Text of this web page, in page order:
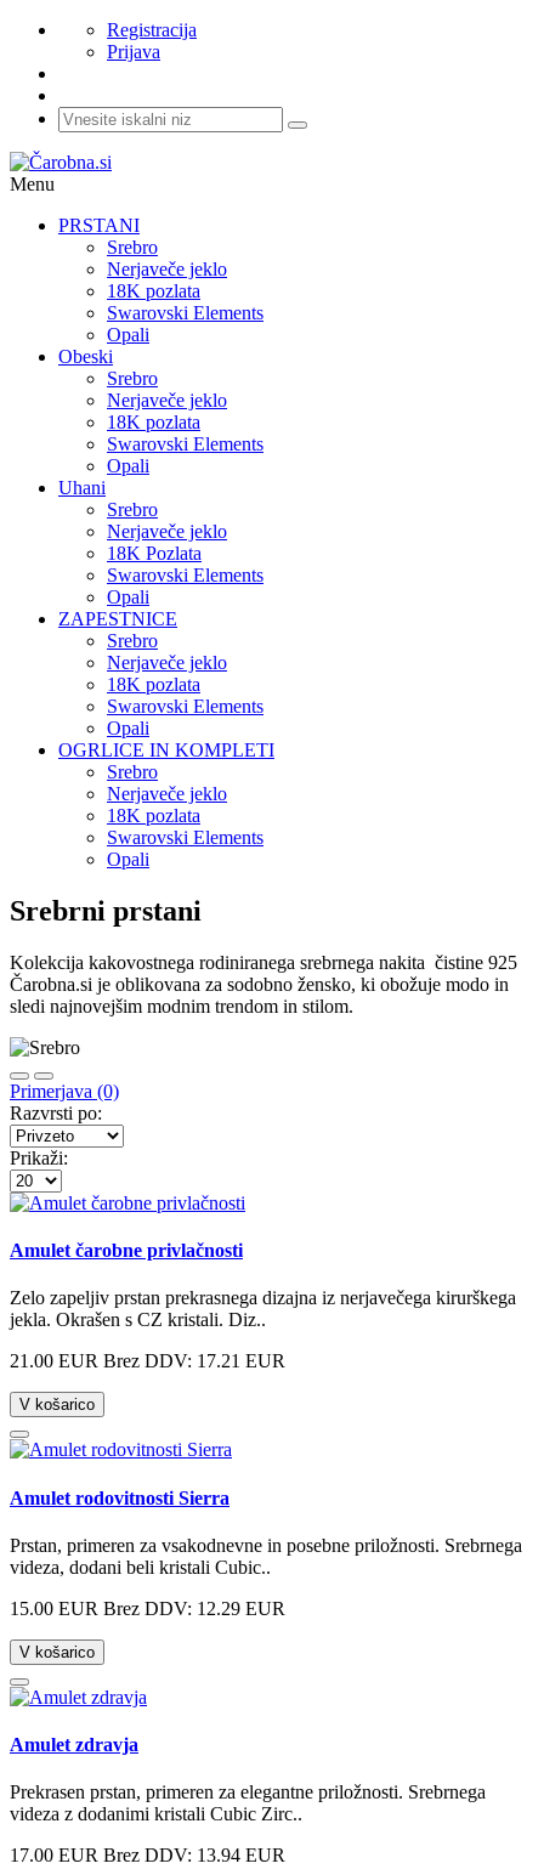
Registracija
Prijava
Menu
PRSTANI
Srebro
Nerjaveče jeklo
18K pozlata
Swarovski Elements
Opali
Obeski
Srebro
Nerjaveče jeklo
18K pozlata
Swarovski Elements
Opali
Uhani
Srebro
Nerjaveče jeklo
18K Pozlata
Swarovski Elements
Opali
ZAPESTNICE
Srebro
Nerjaveče jeklo
18K pozlata
Swarovski Elements
Opali
OGRLICE IN KOMPLETI
Srebro
Nerjaveče jeklo
18K pozlata
Swarovski Elements
Opali
Srebrni prstani
Kolekcija kakovostnega rodiniranega srebrnega nakita čistine 925
Čarobna.si je oblikovana za sodobno žensko, ki obožuje modo in
sledi najnovejšim modnim trendom in stilom.
Primerjava (0)
Razvrsti po:
Prikaži:
Amulet čarobne privlačnosti
Zelo zapeljiv prstan prekrasnega dizajna iz nerjavečega kirurškega
jekla. Okrašen s CZ kristali. Diz..
21.00 EUR Brez DDV: 17.21 EUR
V košarico
Amulet rodovitnosti Sierra
Prstan, primeren za vsakodnevne in posebne priložnosti. Srebrnega
videza, dodani beli kristali Cubic..
15.00 EUR Brez DDV: 12.29 EUR
V košarico
Amulet zdravja
Prekrasen prstan, primeren za elegantne priložnosti. Srebrnega
videza z dodanimi kristali Cubic Zirc..
17.00 EUR Brez DDV: 13.94 EUR